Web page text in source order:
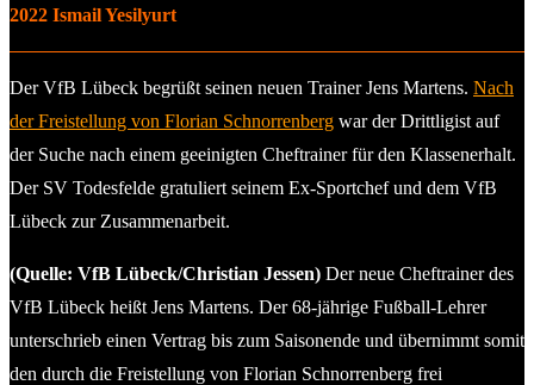
2022 Ismail Yesilyurt
Der VfB Lübeck begrüßt seinen neuen Trainer Jens Martens. Nach
der Freistellung von Florian Schnorrenberg war der Drittligist auf
der Suche nach einem geeinigten Cheftrainer für den Klassenerhalt.
Der SV Todesfelde gratuliert seinem Ex-Sportchef und dem VfB
Lübeck zur Zusammenarbeit.
(Quelle: VfB Lübeck/Christian Jessen) Der neue Cheftrainer des
VfB Lübeck heißt Jens Martens. Der 68-jährige Fußball-Lehrer
unterschrieb einen Vertrag bis zum Saisonende und übernimmt somit
den durch die Freistellung von Florian Schnorrenberg frei